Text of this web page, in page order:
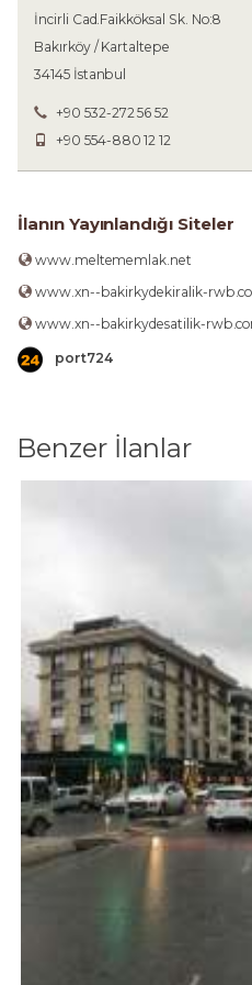
İncirli Cad.Faikköksal Sk. No:8
Bakırköy / Kartaltepe
34145 İstanbul
+90 532-272 56 52
+90 554-880 12 12
İlanın Yayınlandığı Siteler
www.meltememlak.net
www.xn--bakirkydekiralik-
www.xn--bakirkydesatilik-
port724
Benzer İlanlar